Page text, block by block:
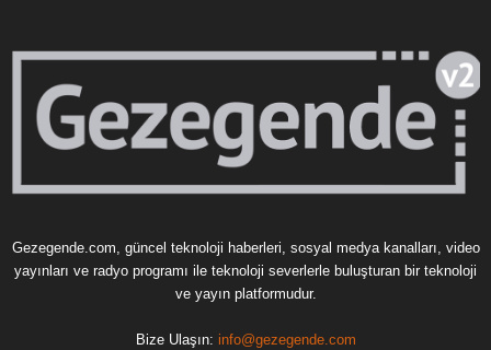
Gezegende.com, güncel teknoloji haberleri, sosyal medya kanalları, video
yayınları ve radyo programı ile teknoloji severlerle buluşturan bir teknoloji
ve yayın platformudur.
Bize Ulaşın: info@gezegende.com